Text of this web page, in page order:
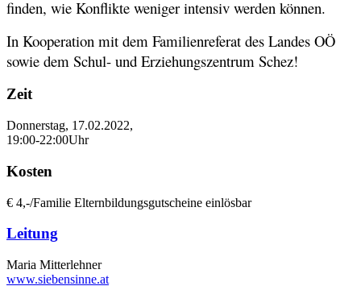
finden, wie Konflikte weniger intensiv werden können.
In Kooperation mit dem Familienreferat des Landes OÖ
sowie dem Schul- und Erziehungszentrum Schez!
Zeit
Donnerstag, 17.02.2022,
19:00-22:00Uhr
Kosten
€ 4,-/Familie Elternbildungsgutscheine einlösbar
Leitung
Maria Mitterlehner
www.siebensinne.at